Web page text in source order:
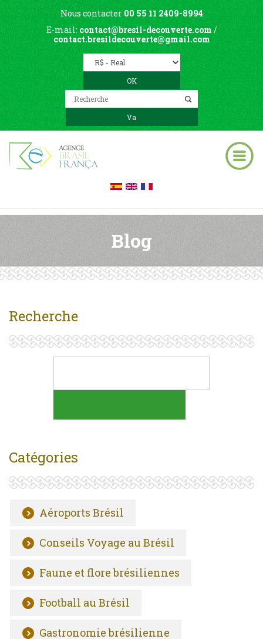
Nous contacter 00 55 11 2409-8994
E-mail: contact@bresil-decouverte.com /
contact.bresildecouverte@gmail.com
Blog
Recherche
Catégories
Aéroports Brésil
Conseils Voyage au Brésil
Faune et flore brésiliennes
Football au Brésil
Gastronomie brésilienne